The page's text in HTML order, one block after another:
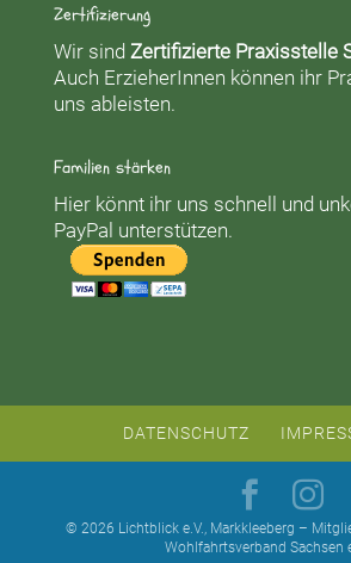
Zertifizierung
Wir sind Zertifizierte Praxisstelle
Auch ErzieherInnen können ihr
uns ableisten.
Familien stärken
Hier könnt ihr uns schnell und
PayPal unterstützen.
DATENSCHUTZ
© 2026 Lichtblick e.V., Markkleeberg –
Wohlfahrtsverband Sachsen